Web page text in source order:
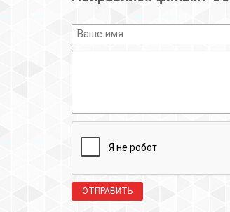
ОТПРАВИТЬ